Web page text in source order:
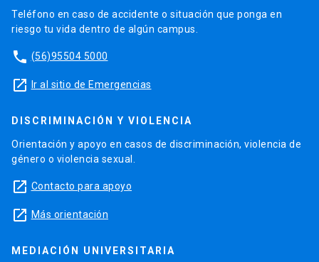
Teléfono en caso de accidente o situación que ponga en
riesgo tu vida dentro de algún campus.
phone (56)95504 5000
launch Ir al sitio de Emergencias
DISCRIMINACIÓN Y VIOLENCIA
Orientación y apoyo en casos de discriminación, violencia de
género o violencia sexual.
launch Contacto para apoyo
launch Más orientación
MEDIACIÓN UNIVERSITARIA